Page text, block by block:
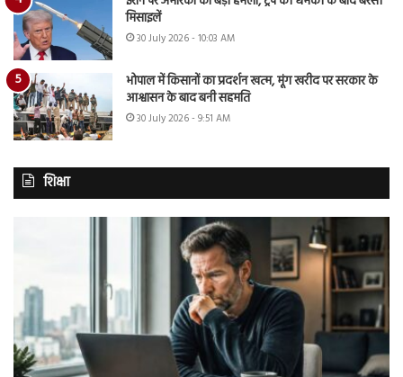
मिसाइलें
30 July 2026 - 10:03 AM
भोपाल में किसानों का प्रदर्शन खत्म, मूंग खरीद पर सरकार के
आश्वासन के बाद बनी सहमति
30 July 2026 - 9:51 AM
शिक्षा